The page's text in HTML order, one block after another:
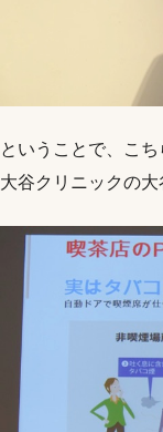
ということで、こ
大谷クリニックの大